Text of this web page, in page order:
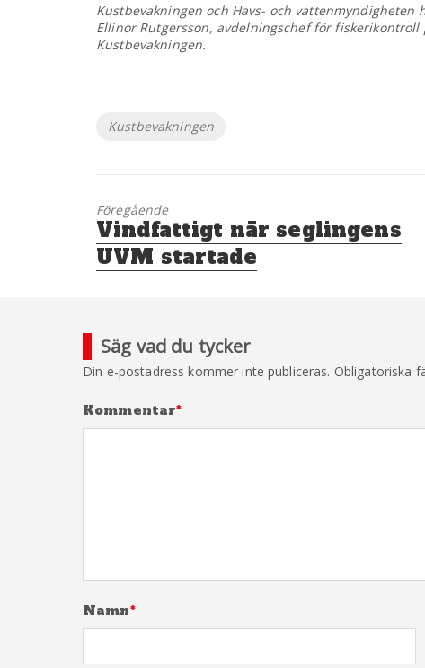
Kustbevakningen och Havs- och
Ellinor Rutgersson, avdelningschef för fiskerikontroll
Kustbevakningen.
Etiketter
Kustbevakningen
Föregående
Föregående
inlägg:
Vindfattigt när seglingens
UVM startade
Säg vad du tycker
Din e-postadress kommer inte publiceras. Obligatoriska
Kommentar*
Namn*